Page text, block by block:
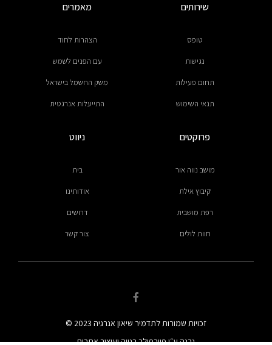
שירותים
טופס
נגישות
תחום פעילות
תנאי השימוש
מאמרים
הצהרות לחוד
עם הפנים לשמש
משק החשמל בישראל
התייעלות אנרגטית
פרוקטים
מושב נווה אור
קיבוץ אילת
רפת מושבית
חוות לולים
ניווט
בית
אודותינו
דרושים
צור קשר
זכויות שמורות לתדמיר שיאון אנרגיה 2023 ©
נבנה ע״י פייבפולר בנייה ועיצוב אתרים
F
e